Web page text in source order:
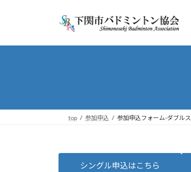
top 参加申込 参加申込フォーム-ダブルス
シングル申込はこちら